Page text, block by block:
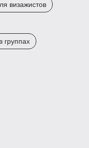
визажистов
группах